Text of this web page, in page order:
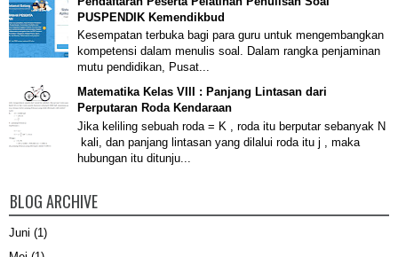
PUSPENDIK Kemendikbud
Kesempatan terbuka bagi para guru untuk mengembangkan
kompetensi dalam menulis soal. Dalam rangka penjaminan
mutu pendidikan, Pusat...
Matematika Kelas VIII : Panjang Lintasan dari
Perputaran Roda Kendaraan
Jika keliling sebuah roda = K , roda itu berputar sebanyak N
kali, dan panjang lintasan yang dilalui roda itu j , maka
hubungan itu ditunju...
BLOG ARCHIVE
Juni (1)